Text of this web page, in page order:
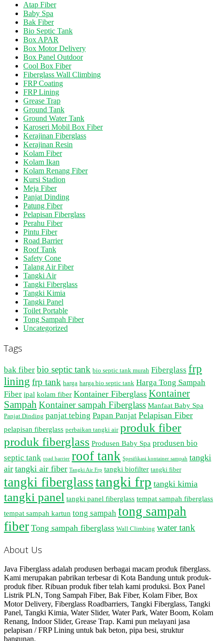
Atap Fiber
Baby Spa
Bak Fiber
Bio Septic Tank
Box APAR
Box Motor Delivery
Box Panel Outdoor
Cool Box Fiber
Fiberglass Wall Climbing
FRP Coating
FRP Lining
Grease Trap
Ground Tank
Ground Water Tank
Karoseri Mobil Box Fiber
Kerajinan Fiberglass
Kerajinan Resin
Kolam Fiber
Kolam Ikan
Kolam Renang Fiber
Kursi Stadion
Meja Fiber
Panjat Dinding
Patung Fiber
Pelapisan Fiberglass
Perahu Fiber
Pintu Fiber
Road Barrier
Roof Tank
Safety Cone
Talang Air Fiber
Tangki Air
Tangki Fiberglass
Tangki Kimia
Tangki Panel
Toilet Portable
Tong Sampah Fiber
Uncategorized
Tags
bak fiber bio septic tank bio septic tank murah Fiberglass frp
lining frp tank harga harga bio septic tank Harga Tong Sampah
Fiber ipal kolam fiber Kontainer Fiberglass Kontainer
SampahKontainer sampah Fiberglass Manfaat Baby Spa
Panjat Dinding panjat tebing Papan Panjat Pelapisan Fiber
pelapisan fiberglass perbaikan tangki air produk fiber
produk fiberglass Produsen Baby Spa produsen bio
septic tank road barrier roof tank Spesifikasi kontainer sampah tangki
air tangki air fiber Tangki Air Frp tangki biofilter tangki fiber
tangki fiberglasstangki frp tangki kimia
tangki panel tangki panel fiberglass tempat sampah fiberglass
tempat sampah kartun tong sampah tong sampah
fiber Tong sampah fiberglass Wall Climbing water tank
About Us
Java Fiberglass adalah produsen berbagai macam produk fiberglass.
Kami merupakan pabrikan terbesar di Kota Bandung untuk produk-
produk fiber. Ribuan produk fiber telah kami produksi. Box Panel
Listrik PLN, Tong Sampah Fiber, Bak Fiber, Kolam Fiber, Box
Motor Delivery, Fiberglass Roadbarriers, Tangki Fiberglass, Tangki
Panel, Tangki Kimia, Water Slider, Water Park, Water Boom, Kolam
Renang, Indoor Slider, Grease Trap. Kami pun melayani jasa
pelapisan / FRP Lining untuk bak beton, pipa besi, struktur
bangunan.